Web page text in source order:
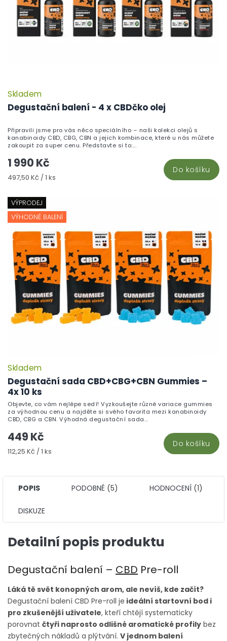
Degustační balení - 4 x CBDčko olej
Skladem
1 990 Kč
Měrná
497,50 Kč / 1 ks
Do košíku
Připravili jsme pro vás něco speciálního – naši kolekci olejů s
kanabinoidy CBD, CBG, CBN a jejich kombinace, které u nás můžete
zakoupit za super cenu. Představte si to:...
VÝPRODEJ
VÝHODNÉ BALENÍ
Degustační sada CBD+CBG+CBN Gummies –
4x 10 ks
Skladem
449 Kč
Měrná
112,25 Kč / 1 ks
Do košíku
Objevte, co vám nejlépe sedí! Vyzkoušejte různé variace gummies
za výhodnou cenu a najděte si svého favorita mezi kanabinoidy
CBD, CBG a CBN. Výhodná degustační sada...
POPIS PODOBNÉ (5) HODNOCENÍ (1)
DISKUZE
Detailní popis produktu
Degustační balení – CBD Pre-roll
Láká tě svět konopných arom, ale nevíš, kde začít?
Degustační balení CBD Pre-roll je ideální startovní bod i
pro zkušenější uživatele, kteří chtějí systematicky
porovnat čtyři naprosto odlišné aromatické profily bez
zbytečných nákladů a plýtvání. V jednom balení